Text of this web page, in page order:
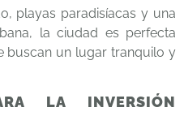
playas paradisíacas y una
la ciudad es perfecta
buscan un lugar tranquilo y
LA INVERSIÓN